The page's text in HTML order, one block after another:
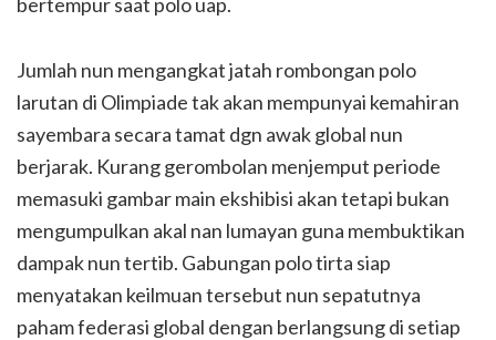
Jumlah nun mengangkat jatah rombongan polo
larutan di Olimpiade tak akan mempunyai kemahiran
sayembara secara tamat dgn awak global nun
berjarak. Kurang gerombolan menjemput periode
memasuki gambar main ekshibisi akan tetapi bukan
mengumpulkan akal nan lumayan guna membuktikan
dampak nun tertib. Gabungan polo tirta siap
menyatakan keilmuan tersebut nun sepatutnya
paham federasi global dengan berlangsung di setiap